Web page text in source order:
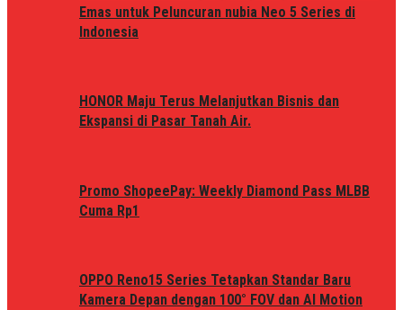
Emas untuk Peluncuran nubia Neo 5 Series di
Indonesia
HONOR Maju Terus Melanjutkan Bisnis dan
Ekspansi di Pasar Tanah Air.
Promo ShopeePay: Weekly Diamond Pass MLBB
Cuma Rp1
OPPO Reno15 Series Tetapkan Standar Baru
Kamera Depan dengan 100° FOV dan AI Motion